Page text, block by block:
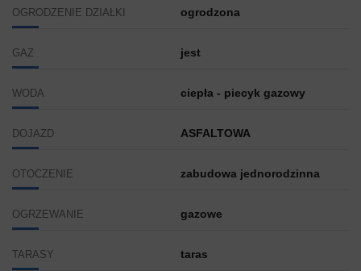
OGRODZENIE DZIAŁKI ogrodzona
GAZ jest
WODA ciepła - piecyk gazowy
DOJAZD ASFALTOWA
OTOCZENIE zabudowa jednorodzinna
OGRZEWANIE gazowe
TARASY taras